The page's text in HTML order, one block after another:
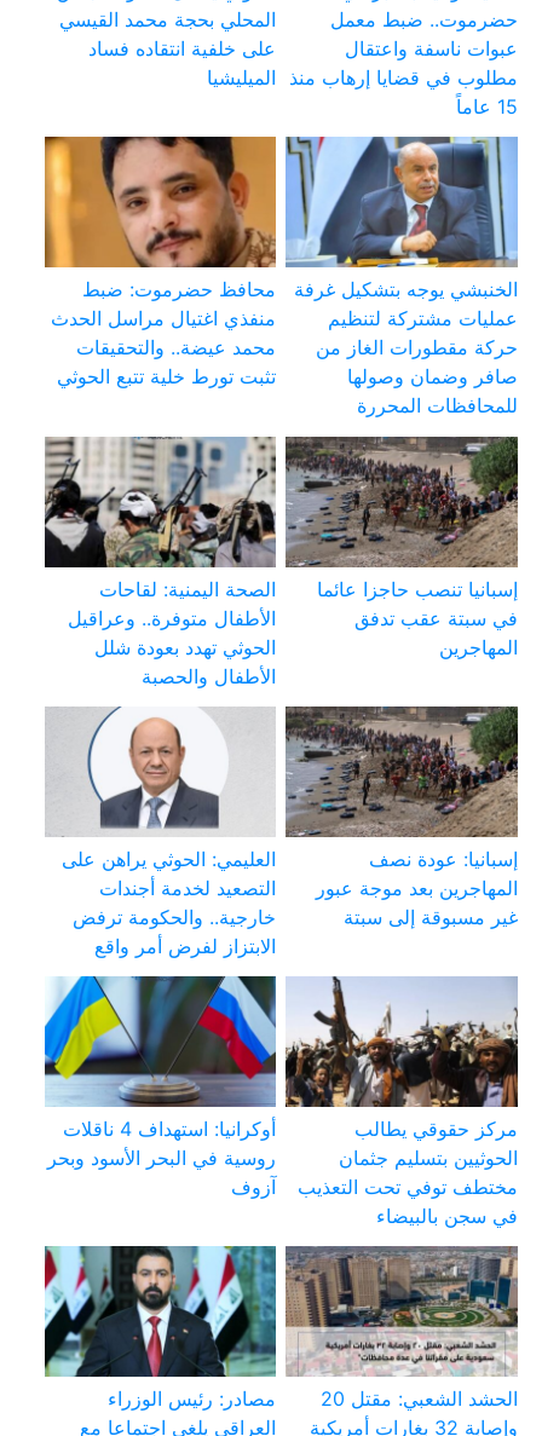
حضرموت.. ضبط معمل
عبوات ناسفة واعتقال
مطلوب في قضايا إرهاب منذ
15 عاماً
المحلي بحجة محمد القيسي
على خلفية انتقاده فساد
الميليشيا
الخنبشي يوجه بتشكيل غرفة
عمليات مشتركة لتنظيم
حركة مقطورات الغاز من
صافر وضمان وصولها
للمحافظات المحررة
محافظ حضرموت: ضبط
منفذي اغتيال مراسل الحدث
محمد عيضة.. والتحقيقات
تثبت تورط خلية تتبع الحوثي
إسبانيا تنصب حاجزا عائما
في سبتة عقب تدفق
المهاجرين
الصحة اليمنية: لقاحات
الأطفال متوفرة.. وعراقيل
الحوثي تهدد بعودة شلل
الأطفال والحصبة
إسبانيا: عودة نصف
المهاجرين بعد موجة عبور
غير مسبوقة إلى سبتة
العليمي: الحوثي يراهن على
التصعيد لخدمة أجندات
خارجية.. والحكومة ترفض
الابتزاز لفرض أمر واقع
مركز حقوقي يطالب
الحوثيين بتسليم جثمان
مختطف توفي تحت التعذيب
في سجن بالبيضاء
أوكرانيا: استهداف 4 ناقلات
روسية في البحر الأسود وبحر
آزوف
الحشد الشعبي: مقتل 20
وإصابة 32 بغارات أمريكية
مصادر: رئيس الوزراء
العراقي يلغي اجتماعا مع